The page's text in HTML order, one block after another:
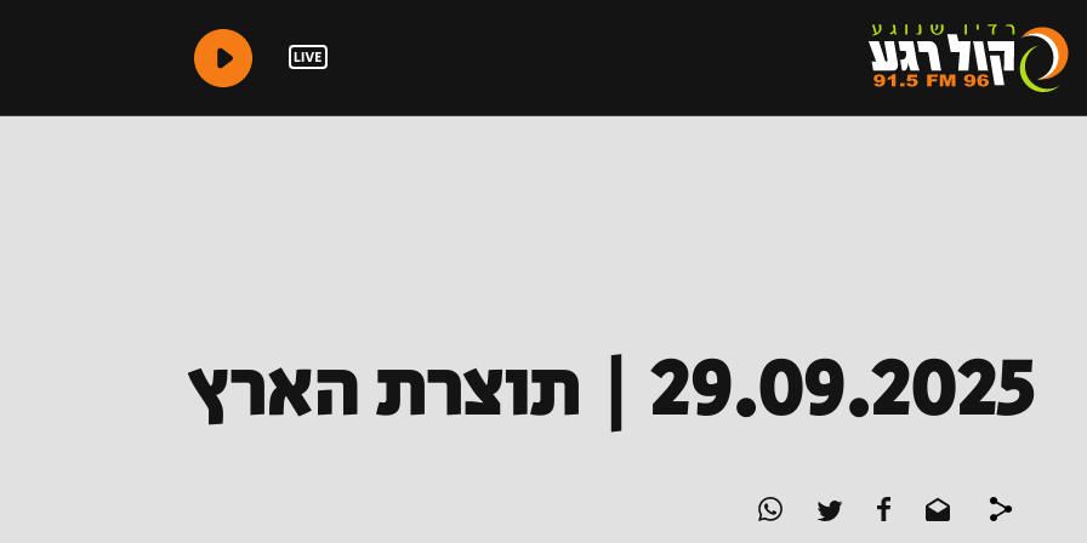
29.09.2025 | תוצרת הארץ